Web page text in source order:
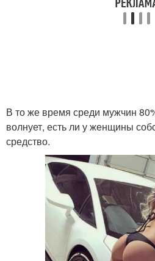
В то же время среди мужчин
волнует, есть ли у женщины
средство.